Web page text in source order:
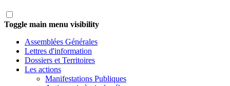
Toggle main menu visibility
Assemblées Générales
Lettres d'information
Dossiers et Territoires
Les actions
Manifestations Publiques